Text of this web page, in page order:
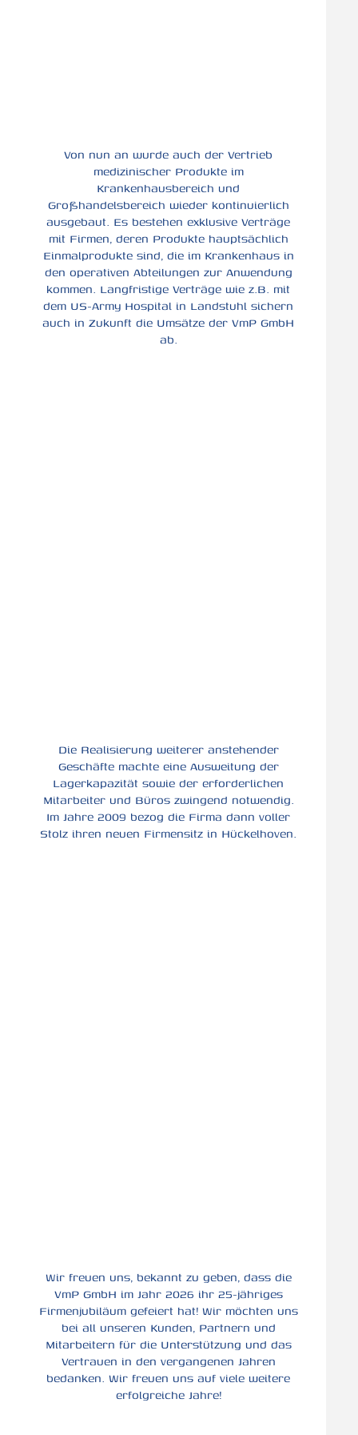
Von nun an wurde auch der Vertrieb
medizinischer Produkte im
Krankenhausbereich und
Großhandelsbereich wieder kontinuierlich
ausgebaut. Es bestehen exklusive Verträge
mit Firmen, deren Produkte hauptsächlich
Einmalprodukte sind, die im Krankenhaus in
den operativen Abteilungen zur Anwendung
kommen. Langfristige Verträge wie z.B. mit
dem US-Army Hospital in Landstuhl sichern
auch in Zukunft die Umsätze der VmP GmbH
ab.
Die Realisierung weiterer anstehender
Geschäfte machte eine Ausweitung der
Lagerkapazität sowie der erforderlichen
Mitarbeiter und Büros zwingend notwendig.
Im Jahre 2009 bezog die Firma dann voller
Stolz ihren neuen Firmensitz in Hückelhoven.
Wir freuen uns, bekannt zu geben, dass die
VmP GmbH im Jahr 2026 ihr 25-jähriges
Firmenjubiläum gefeiert hat! Wir möchten uns
bei all unseren Kunden, Partnern und
Mitarbeitern für die Unterstützung und das
Vertrauen in den vergangenen Jahren
bedanken. Wir freuen uns auf viele weitere
erfolgreiche Jahre!